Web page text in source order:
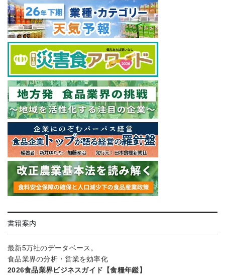
書籍案内
最新5万社のデータベース。
食品業界の分析・営業を効率化
2026食品業界ビジネスガイド【食糧年鑑】